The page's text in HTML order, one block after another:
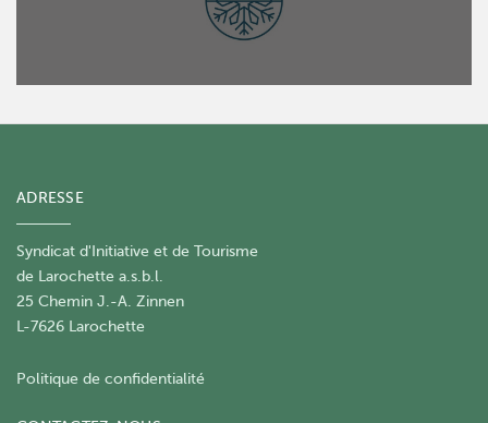
ADRESSE
Syndicat d'Initiative et de Tourisme
de Larochette a.s.b.l.
25 Chemin J.-A. Zinnen
L-7626 Larochette
Politique de confidentialité